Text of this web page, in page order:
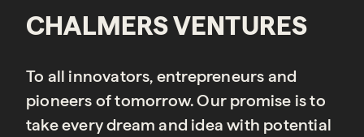
CHALMERS VENTURES
To all innovators, entrepreneurs and
pioneers of tomorrow. Our promise is to
take every dream and idea with potential